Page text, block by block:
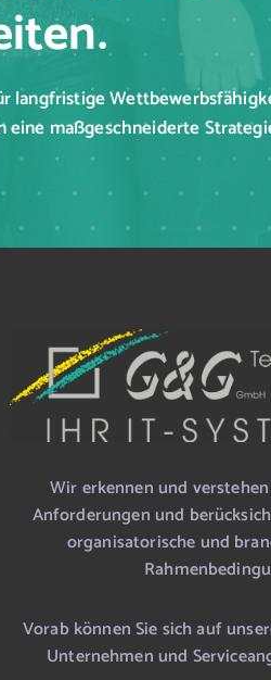
langfristige
maßgeschneiderte
Wir erkennen und
Anforderungen und
organisatorische und
Vorab können Sie sich auf
Unternehmen und